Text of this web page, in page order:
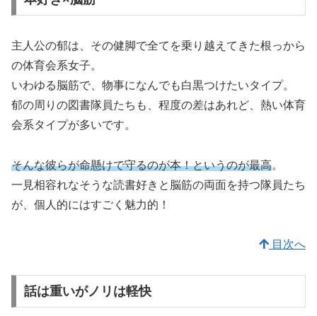
主人公の郁は、その健脚で全てを乗り越えてきた根っから
の体育会系女子。
いわゆる脳筋で、物事になんでも白黒つけたいタイプ。
郁の周りの図書隊員たちも、程度の差はあれど、熱い体育
会系タイプが多いです。
そんな彼らが命懸けで守るのが本！というのが最高。
一見相容れなそうな読書好きと脳筋の両面を持つ隊員たち
が、個人的にはすごく魅力的！
目次へ
話は重いがノリは軽快